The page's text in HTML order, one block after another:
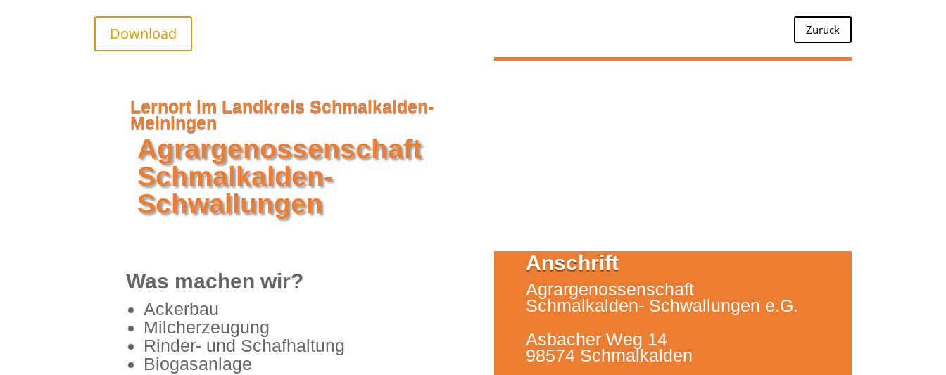
Download Zurück
Lernort im Landkreis Schmalkalden-
Meiningen
Agrargenossenschaft
Schmalkalden-
Schwallungen
Was machen wir?
Ackerbau
Milcherzeugung
Rinder- und Schafhaltung
Biogasanlage
Anschrift
Agrargenossenschaft
Schmalkalden- Schwallungen e.G.
Asbacher Weg 14
98574 Schmalkalden